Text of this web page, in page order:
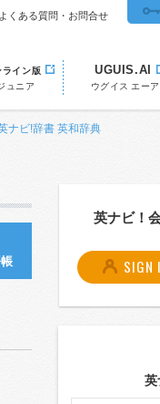
よくある質問・お問合せ
ライン版
ュニア
UGUIS.AI
ウグイス エー
ナビ!辞書 英和辞典
英ナビ！
SIGN
英